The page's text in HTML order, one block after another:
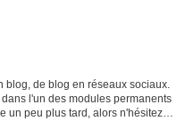
blog, de blog en réseaux sociaux.
l'un des modules permanents
un peu plus tard, alors n'hésitez